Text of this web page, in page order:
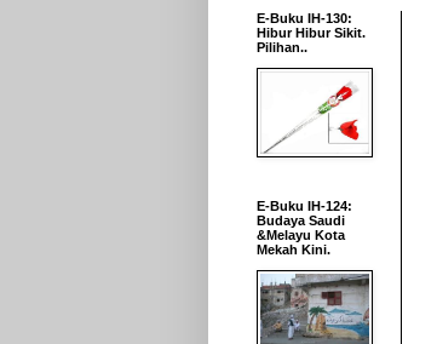
E-Buku IH-130:
Hibur Hibur Sikit.
Pilihan..
E-Buku IH-124:
Budaya Saudi
&Melayu Kota
Mekah Kini.